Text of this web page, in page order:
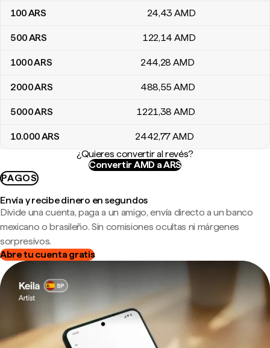
100ARS 24,43 AMD
500ARS 122,14 AMD
1000ARS 244,28 AMD
2000ARS 488,55 AMD
5000ARS 1221,38 AMD
10.000ARS 2442,77AMD
¿Quieres convertir al revés?
Convertir AMD a ARS
PAGOS
Envía y recibe dinero en segundos
Divide una cuenta, paga a un amigo, envía directo a un banco
mexicano o brasileño. Sin comisiones ocultas ni márgenes
sorpresivos.
Abre tu cuenta gratis